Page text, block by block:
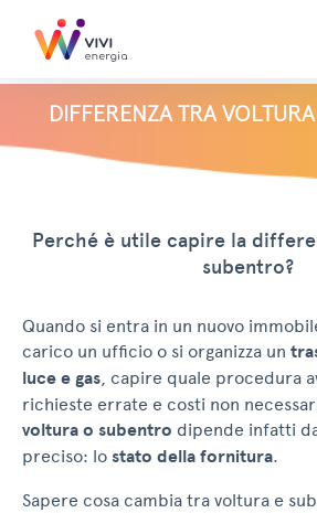
DIFFERENZA TRA
Perché è utile capire la
subentro?
Quando si entra in un nuovo
carico un ufficio o si organizza un
luce e gas, capire quale procedura
richieste errate e costi non
voltura o subentro dipende infatti
preciso: lo stato della fornitura.
Sapere cosa cambia tra voltura e